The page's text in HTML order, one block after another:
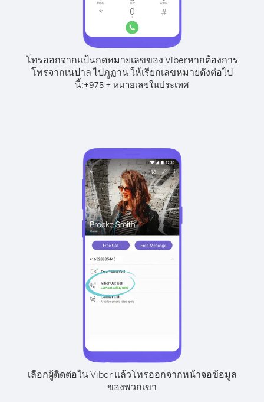
โทรออกจากแป้นกดหมายเลขของ Viberหากต้องการ
โทรจากเนปาล ไปภูฏาน ให้เรียกเลขหมายดังต่อไป
นี้:+975 + หมายเลขในประเทศ
เลือกผู้ติดต่อใน Viber แล้วโทรออกจากหน้าจอข้อมูล
ของพวกเขา